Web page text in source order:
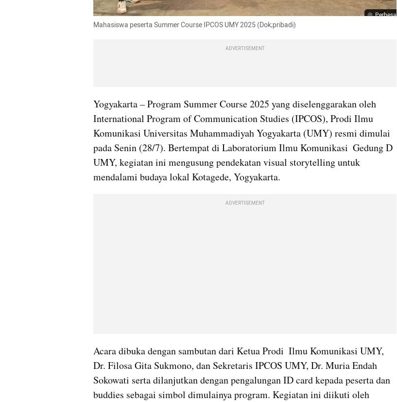
Perbesar
Mahasiswa peserta Summer Course IPCOS UMY 2025 (Dok;pribadi)
ADVERTISEMENT
Yogyakarta – Program Summer Course 2025 yang diselenggarakan oleh
International Program of Communication Studies (IPCOS), Prodi Ilmu
Komunikasi Universitas Muhammadiyah Yogyakarta (UMY) resmi dimulai
pada Senin (28/7). Bertempat di Laboratorium Ilmu Komunikasi  Gedung D
UMY, kegiatan ini mengusung pendekatan visual storytelling untuk
mendalami budaya lokal Kotagede, Yogyakarta.
ADVERTISEMENT
Acara dibuka dengan sambutan dari Ketua Prodi  Ilmu Komunikasi UMY,
Dr. Filosa Gita Sukmono, dan Sekretaris IPCOS UMY, Dr. Muria Endah
Sokowati serta dilanjutkan dengan pengalungan ID card kepada peserta dan
buddies sebagai simbol dimulainya program. Kegiatan ini diikuti oleh